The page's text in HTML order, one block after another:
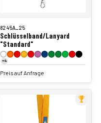
8245A_25
Schlüsselband/Lanyard
"Standard"
+4
Preis auf Anfrage